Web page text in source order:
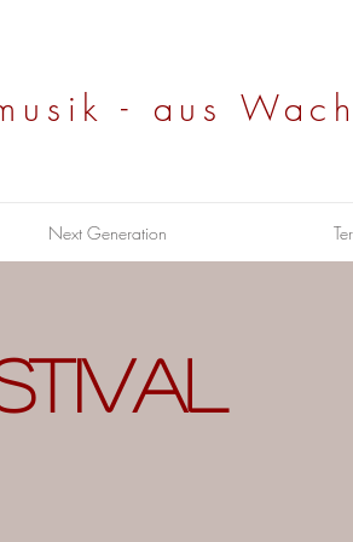
- aus
Next Generation